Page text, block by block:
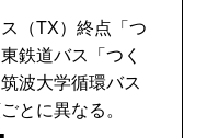
（TX）終点「つ
鉄道バス「つく
波大学循環バス
とに異なる。